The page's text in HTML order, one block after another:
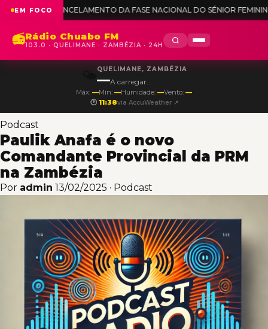
EM FOCODA FASE NACIONAL DO SÉNIOR FEMININO◆OJM ANALISA
📻Rádio Chuabo FM
103.0 · QUELIMANE · ZAMBÉZIA · 24H
QUELIMANE, ZAMBÉZIA
—A carregar...
Máx: —Mín: —Humidade: —Vento: —
🕐 11:38via AccuWeather ↗
Podcast
Paulik Anafa é o novo
Comandante Provincial da PRM
na Zambézia
Por admin 13/02/2025 · Podcast